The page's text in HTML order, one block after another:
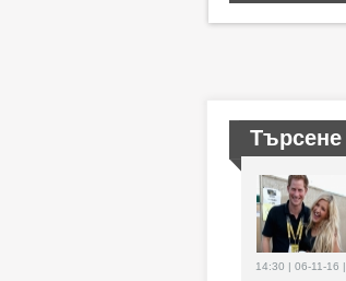
Търсене
14:30 | 06-11-16 |